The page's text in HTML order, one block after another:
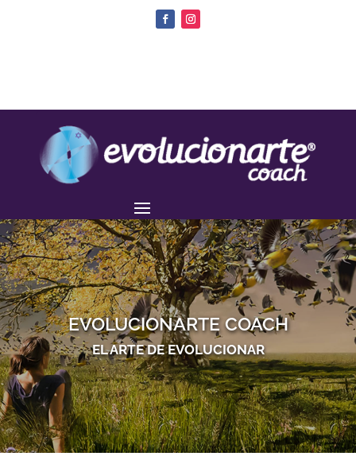
EVOLUCIONARTE COACH
EL ARTE DE EVOLUCIONAR